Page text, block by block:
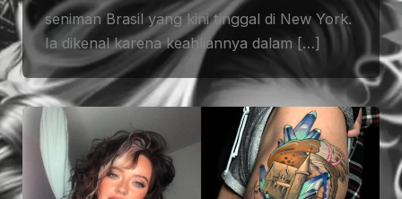
seniman Brasil yang kini tinggal di New York.
Ia dikenal karena keahliannya dalam […]